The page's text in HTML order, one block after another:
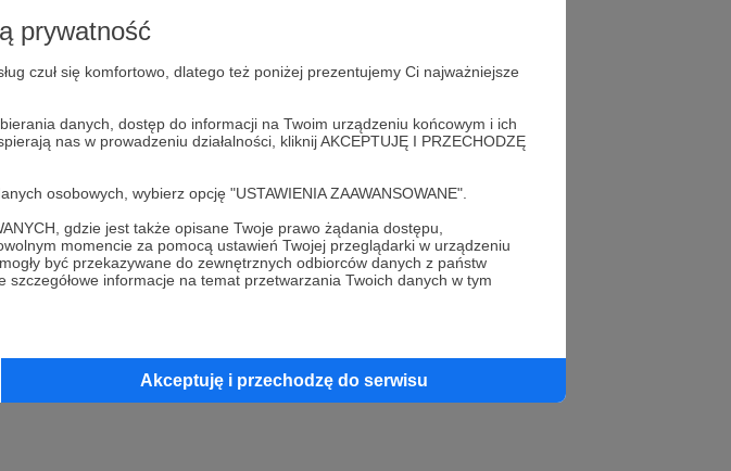
prywatność
czuł się komfortowo, dlatego też poniżej prezentujemy Ci najważniejsze
danych, dostęp do informacji na Twoim urządzeniu końcowym i ich
nas w prowadzeniu działalności, kliknij AKCEPTUJĘ I PRZECHODZĘ
osobowych, wybierz opcję "USTAWIENIA ZAAWANSOWANE".
gdzie jest także opisane Twoje prawo żądania dostępu,
momencie za pomocą ustawień Twojej przeglądarki w urządzeniu
być przekazywane do zewnętrznych odbiorców danych z państw
informacje na temat przetwarzania Twoich danych w tym
Akceptuję i przechodzę do serwisu